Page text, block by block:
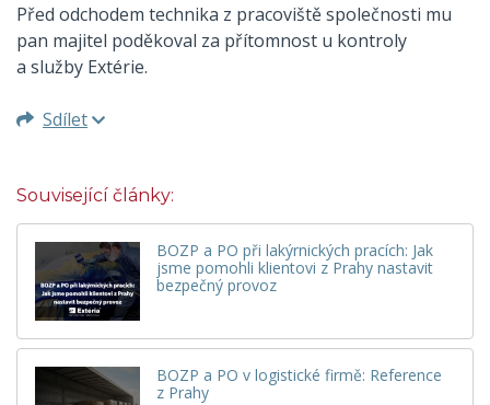
Před odchodem technika z pracoviště společnosti mu
pan majitel poděkoval za přítomnost u kontroly
a služby Extérie.
Sdílet
Související články:
BOZP a PO při lakýrnických pracích: Jak
jsme pomohli klientovi z Prahy nastavit
bezpečný provoz
BOZP a PO v logistické firmě: Reference
z Prahy